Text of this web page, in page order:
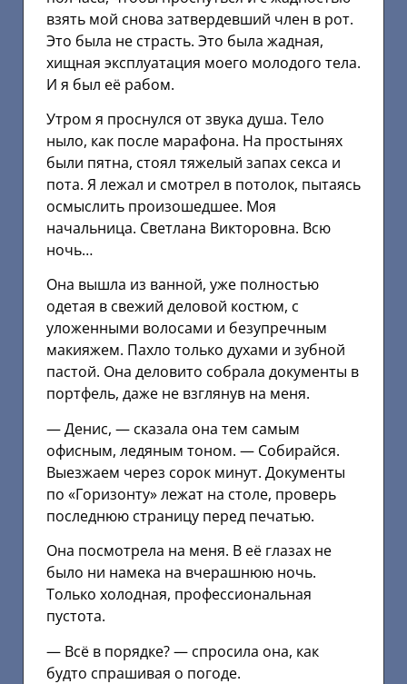
взять мой снова затвердевший член в рот.
Это была не страсть. Это была жадная,
хищная эксплуатация моего молодого тела.
И я был её рабом.
Утром я проснулся от звука душа. Тело
ныло, как после марафона. На простынях
были пятна, стоял тяжелый запах секса и
пота. Я лежал и смотрел в потолок, пытаясь
осмыслить произошедшее. Моя
начальница. Светлана Викторовна. Всю
ночь…
Она вышла из ванной, уже полностью
одетая в свежий деловой костюм, с
уложенными волосами и безупречным
макияжем. Пахло только духами и зубной
пастой. Она деловито собрала документы в
портфель, даже не взглянув на меня.
— Денис, — сказала она тем самым
офисным, ледяным тоном. — Собирайся.
Выезжаем через сорок минут. Документы
по «Горизонту» лежат на столе, проверь
последнюю страницу перед печатью.
Она посмотрела на меня. В её глазах не
было ни намека на вчерашнюю ночь.
Только холодная, профессиональная
пустота.
— Всё в порядке? — спросила она, как
будто спрашивая о погоде.